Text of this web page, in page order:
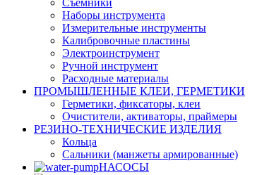
Съемники
Наборы инструмента
Измерительные инструменты
Калибровочные пластины
Электроинструмент
Ручной инструмент
Расходные материалы
ПРОМЫШЛЕННЫЕ КЛЕИ, ГЕРМЕТИКИ
Герметики, фиксаторы, клеи
Очистители, активаторы, праймеры
РЕЗИНО-ТЕХНИЧЕСКИЕ ИЗДЕЛИЯ
Кольца
Сальники (манжеты армированные)
НАСОСЫ